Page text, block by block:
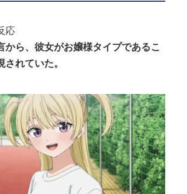
応
から、彼女がお嬢様タイプであるこ
されていた。